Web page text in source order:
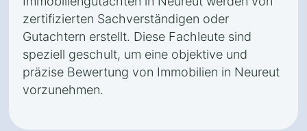
zertifizierten Sachverständigen oder
Gutachtern erstellt. Diese Fachleute sind
speziell geschult, um eine objektive und
präzise Bewertung von Immobilien in Neureut
vorzunehmen.